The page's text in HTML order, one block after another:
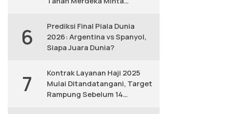
6
Prediksi Final Piala Dunia
2026: Argentina vs Spanyol,
Siapa Juara Dunia?
7
Kontrak Layanan Haji 2025
Mulai Ditandatangani, Target
Rampung Sebelum 14